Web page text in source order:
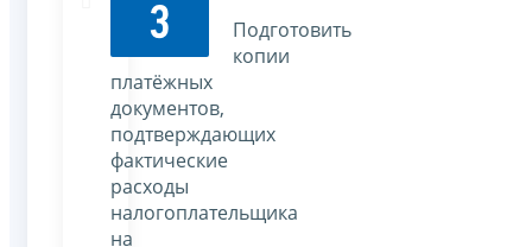
3
Подготовить
копии
платёжных
документов,
подтверждающих
фактические
расходы
налогоплательщика
на